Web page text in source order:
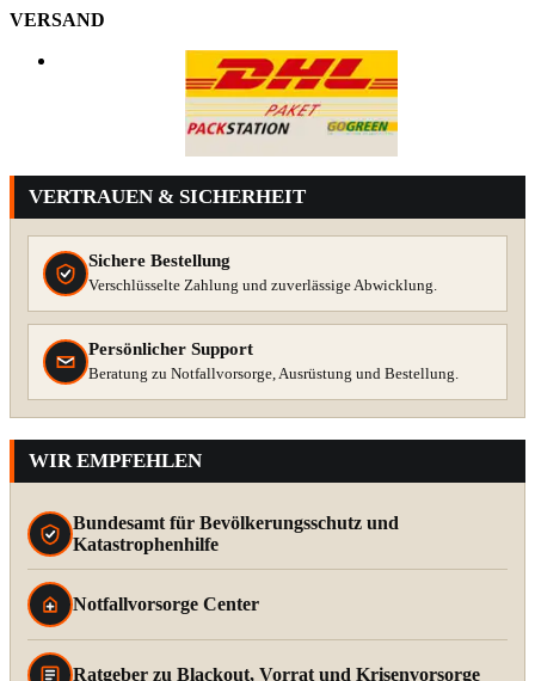
VERSAND
VERTRAUEN & SICHERHEIT
Sichere Bestellung
Verschlüsselte Zahlung und zuverlässige Abwicklung.
Persönlicher Support
Beratung zu Notfallvorsorge, Ausrüstung und Bestellung.
WIR EMPFEHLEN
Bundesamt für Bevölkerungsschutz und
Katastrophenhilfe
Notfallvorsorge Center
Ratgeber zu Blackout, Vorrat und Krisenvorsorge